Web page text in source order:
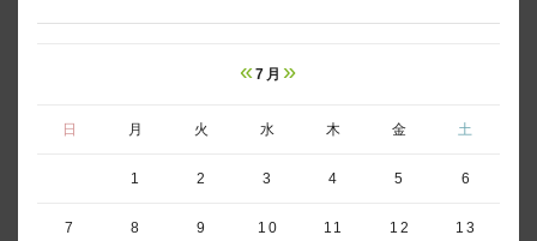
«7月 »
日 月 火 水 木 金 土
1 2 3 4 5 6
7 8 9 10 11 12 13